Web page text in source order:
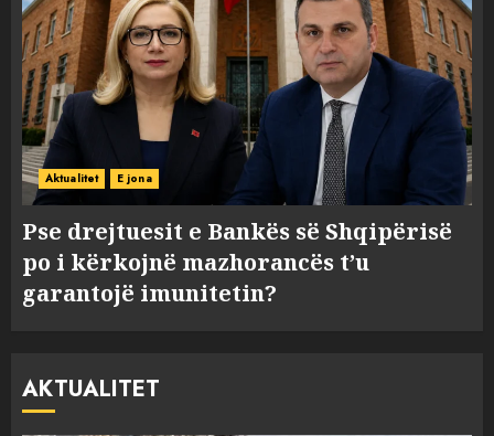
Aktualitet E jona
Pse drejtuesit e Bankës së Shqipërisë
po i kërkojnë mazhorancës t’u
garantojë imunitetin?
AKTUALITET